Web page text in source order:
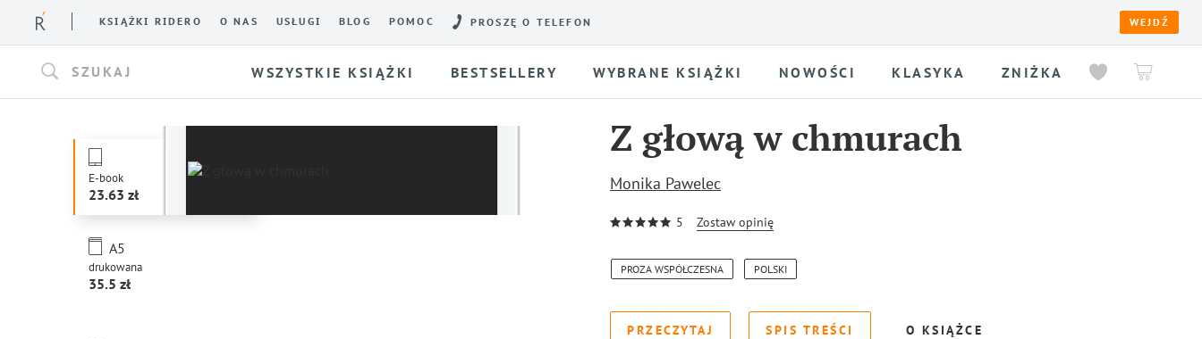
KSIĄŻKI RIDERO O NAS USŁUGI BLOG POMOC PROSZĘ O TELEFON WEJDŹ
SZUKAJ WSZYSTKIE KSIĄŻKI BESTSELLERY WYBRANE KSIĄŻKI NOWOŚCI KLASYKA ZNIŻKA
E-book
23.63
drukowana
A5
35.5
Z głową w chmurach
Monika Pawelec
5 Zostaw opinię
PROZA WSPÓŁCZESNA POLSKI
PRZECZYTAJ SPIS TREŚCI O KSIĄŻCE